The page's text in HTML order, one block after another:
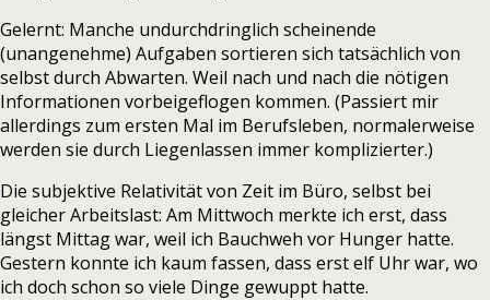
Gelernt: Manche undurchdringlich scheinende
(unangenehme) Aufgaben sortieren sich tatsächlich von
selbst durch Abwarten. Weil nach und nach die nötigen
Informationen vorbeigeflogen kommen. (Passiert mir
allerdings zum ersten Mal im Berufsleben, normalerweise
werden sie durch Liegenlassen immer komplizierter.)
Die subjektive Relativität von Zeit im Büro, selbst bei
gleicher Arbeitslast: Am Mittwoch merkte ich erst, dass
längst Mittag war, weil ich Bauchweh vor Hunger hatte.
Gestern konnte ich kaum fassen, dass erst elf Uhr war, wo
ich doch schon so viele Dinge gewuppt hatte.